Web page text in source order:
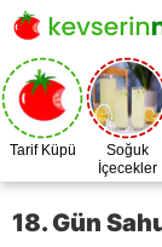
Tarif Küpü
Soğuk
İçecekler
18. Gün